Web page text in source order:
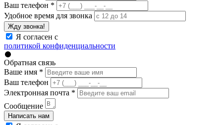
Ваш телефон *
Удобное время для звонка
Жду звонка!
Я согласен с
политикой конфиденциальности
Обратная связь
Ваше имя *
Ваш телефон
Электронная почта *
Сообщение
Написать нам